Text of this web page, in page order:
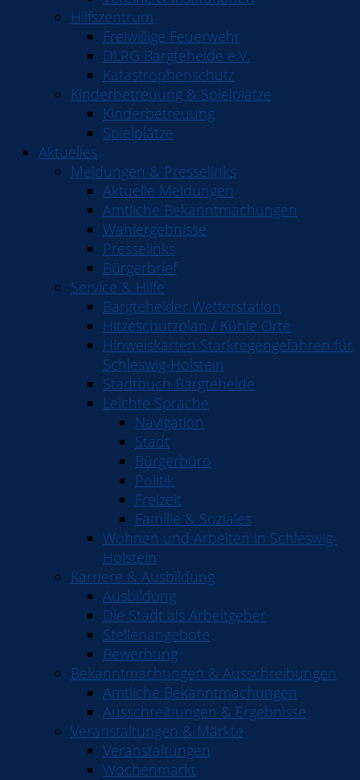
Hilfszentrum
Freiwillige Feuerwehr
DLRG Bargteheide e.V.
Katastrophenschutz
Kinderbetreuung & Spielplätze
Kinderbetreuung
Spielplätze
Aktuelles
Meldungen & Presselinks
Aktuelle Meldungen
Amtliche Bekanntmachungen
Wahlergebnisse
Presselinks
Bürgerbrief
Service & Hilfe
Bargteheider Wetterstation
Hitzeschutzplan / Kühle Orte
Hinweiskarten Starkregengefahren für
Schleswig-Holstein
Stadtbuch Bargteheide
Leichte Sprache
Navigation
Stadt
Bürgerbüro
Politik
Freizeit
Familie & Soziales
Wohnen und Arbeiten in Schleswig-
Holstein
Karriere & Ausbildung
Ausbildung
Die Stadt als Arbeitgeber
Stellenangebote
Bewerbung
Bekanntmachungen & Ausschreibungen
Amtliche Bekanntmachungen
Ausschreibungen & Ergebnisse
Veranstaltungen & Märkte
Veranstaltungen
Wochenmarkt